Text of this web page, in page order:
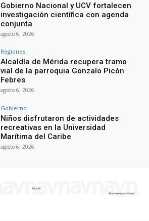
Gobierno Nacional y UCV fortalecen
investigación científica con agenda
conjunta
agosto 6, 2026
Regiones
Alcaldía de Mérida recupera tramo
vial de la parroquia Gonzalo Picón
Febres
agosto 6, 2026
Gobierno
Niños disfrutaron de actividades
recreativas en la Universidad
Marítima del Caribe
agosto 6, 2026